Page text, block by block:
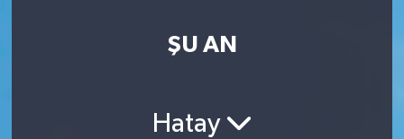
ŞU AN
Hatay
Son Dakika Haberleri